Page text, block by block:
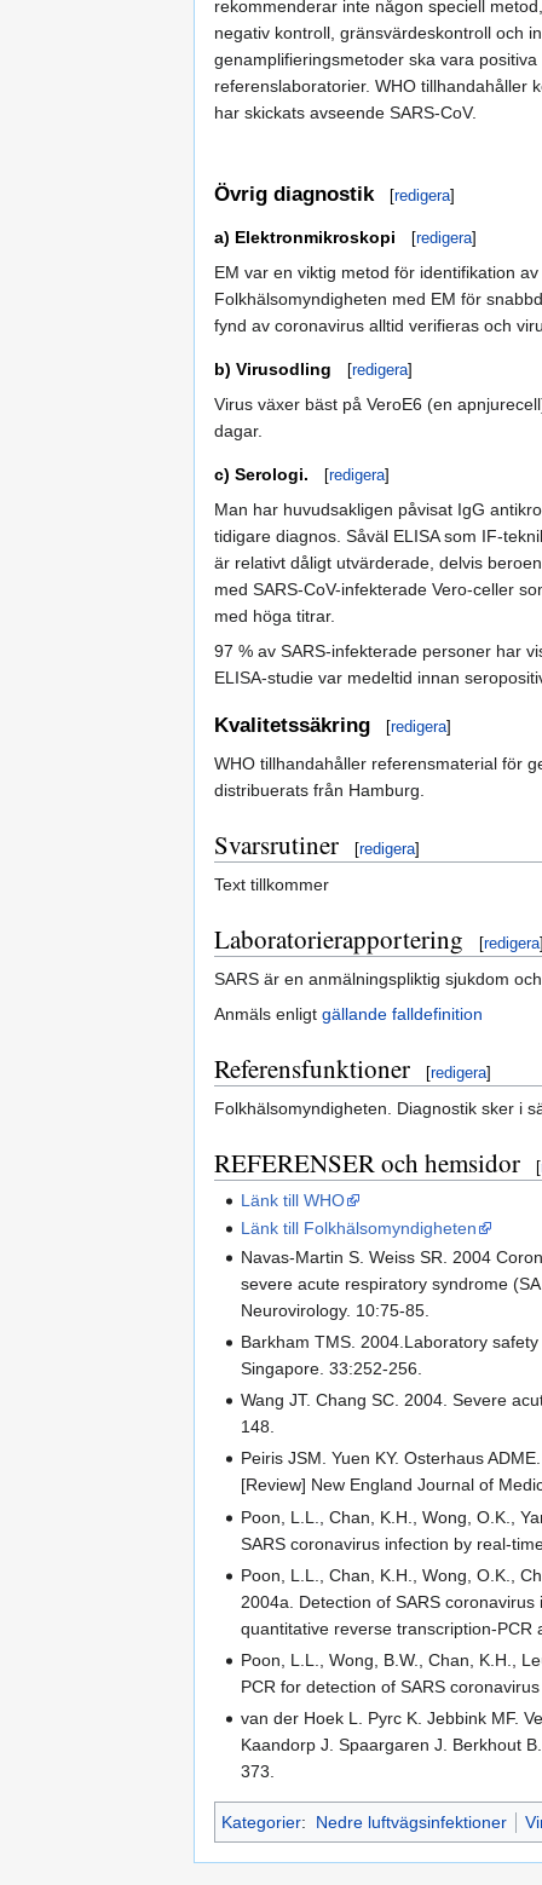
rekommenderar inte någon speciell
negativ kontroll, gränsvärdeskontroll och
genamplifieringsmetoder ska vara
referenslaboratorier. WHO tillhandahåller
har skickats avseende SARS-CoV.
Övrig diagnostik [redigera]
a) Elektronmikroskopi [redigera]
EM var en viktig metod för identifikation
Folkhälsomyndigheten med EM för
fynd av coronavirus alltid verifieras och
b) Virusodling [redigera]
Virus växer bäst på VeroE6 (en
dagar.
c) Serologi. [redigera]
Man har huvudsakligen påvisat IgG
tidigare diagnos. Såväl ELISA som IF-
är relativt dåligt utvärderade, delvis
med SARS-CoV-infekterade Vero-celler
med höga titrar.
97 % av SARS-infekterade personer har
ELISA-studie var medeltid innan
Kvalitetssäkring [redigera]
WHO tillhandahåller referensmaterial för
distribuerats från Hamburg.
Svarsrutiner [redigera]
Text tillkommer
Laboratorierapportering [redigera
SARS är en anmälningspliktig sjukdom
Anmäls enligt gällande falldefinition
Referensfunktioner [redigera]
Folkhälsomyndigheten. Diagnostik sker i
REFERENSER och hemsidor [
Länk till WHO
Länk till Folkhälsomyndigheten
Navas-Martin S. Weiss SR. 2004
severe acute respiratory syndrome
Neurovirology. 10:75-85.
Barkham TMS. 2004.Laboratory
Singapore. 33:252-256.
Wang JT. Chang SC. 2004. Severe
148.
Peiris JSM. Yuen KY. Osterhaus
[Review] New England Journal of
Poon, L.L., Chan, K.H., Wong, O.K.,
SARS coronavirus infection by real-
Poon, L.L., Chan, K.H., Wong, O.K.,
2004a. Detection of SARS
quantitative reverse transcription-PCR
Poon, L.L., Wong, B.W., Chan, K.H.,
PCR for detection of SARS
van der Hoek L. Pyrc K. Jebbink MF.
Kaandorp J. Spaargaren J. Berkhout
373.
Kategorier: Nedre luftvägsinfektioner